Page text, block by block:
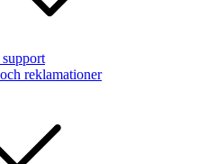
reklamationer